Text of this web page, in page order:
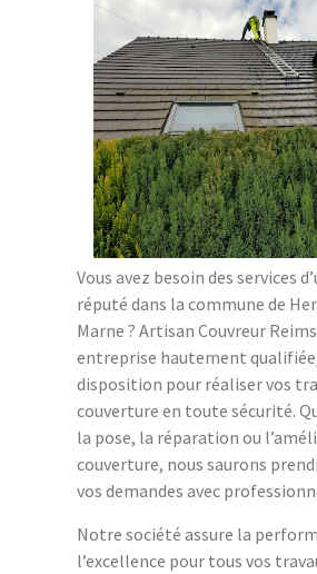
Vous avez besoin des services
réputé dans la commune de
Marne ? Artisan Couvreur
entreprise hautement
disposition pour réaliser vos
couverture en toute sécurité.
la pose, la réparation ou
couverture, nous saurons
vos demandes avec
Notre société assure la
l’excellence pour tous vos